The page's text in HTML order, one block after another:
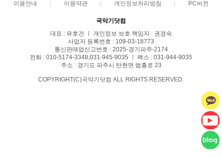
이용안내 이용약관 개인정보처리방침 PC버전
국악기닷컴
대표 : 유호건 ㅣ 개인정보 보호 책임자 : 권경숙
사업자 등록번호 : 109-03-18773
통신판매업신고번호 : 2025-경기파주-2174
전화 : 010-5174-3348,031-945-9035 ㅣ 팩스 : 031-944-9035
주소 : 경기도 파주시 탄현면 법흥로 23
COPYRIGHT(C)국악기닷컴 ALL RIGHTS RESERVED.